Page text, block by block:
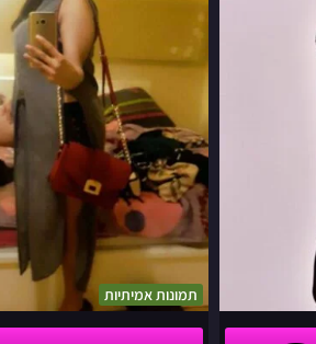
תמונות אמיתיות